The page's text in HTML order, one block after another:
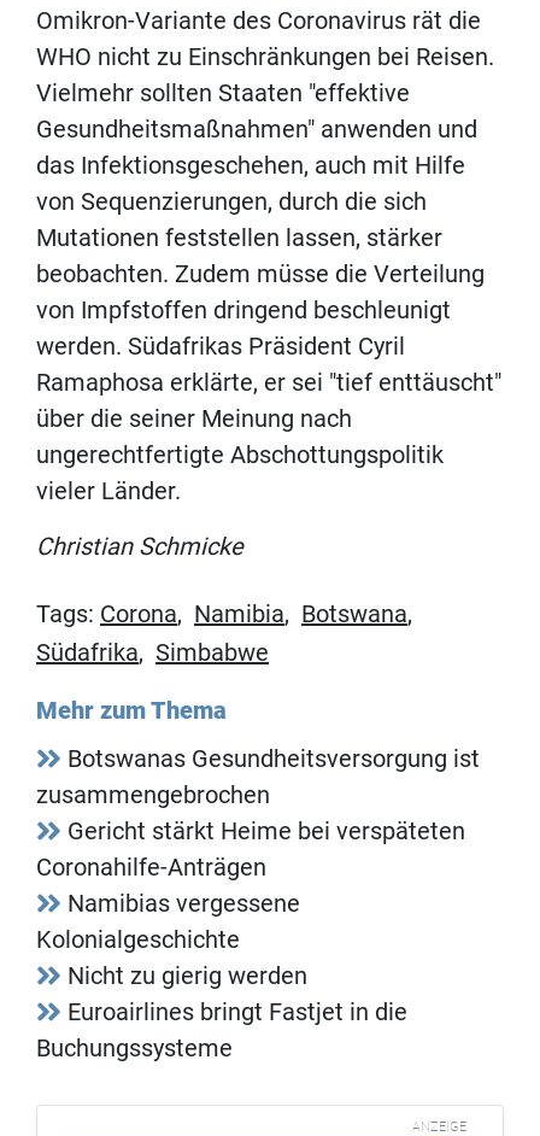
Omikron-Variante des Coronavirus rät die
WHO nicht zu Einschränkungen bei Reisen.
Vielmehr sollten Staaten "effektive
Gesundheitsmaßnahmen" anwenden und
das Infektionsgeschehen, auch mit Hilfe
von Sequenzierungen, durch die sich
Mutationen feststellen lassen, stärker
beobachten. Zudem müsse die Verteilung
von Impfstoffen dringend beschleunigt
werden. Südafrikas Präsident Cyril
Ramaphosa erklärte, er sei "tief enttäuscht"
über die seiner Meinung nach
ungerechtfertigte Abschottungspolitik
vieler Länder.
Christian Schmicke
Tags: Corona, Namibia, Botswana,
Südafrika, Simbabwe
Mehr zum Thema
Botswanas Gesundheitsversorgung ist
zusammengebrochen
Gericht stärkt Heime bei verspäteten
Coronahilfe-Anträgen
Namibias vergessene
Kolonialgeschichte
Nicht zu gierig werden
Euroairlines bringt Fastjet in die
Buchungssysteme
ANZEIGE